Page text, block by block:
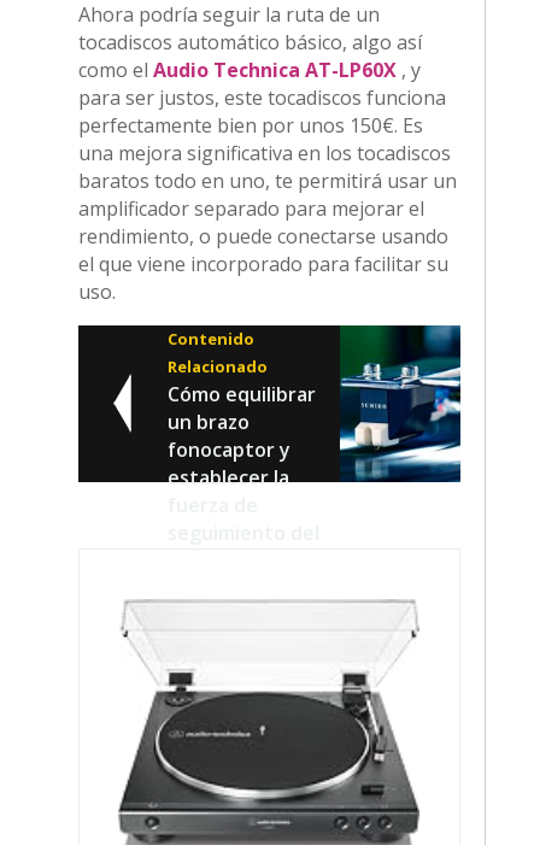
Ahora podría seguir la ruta de un
tocadiscos automático básico, algo así
como el Audio Technica AT-LP60X, y
para ser justos, este tocadiscos funciona
perfectamente bien por unos 150€. Es
una mejora significativa en los tocadiscos
baratos todo en uno, te permitirá usar un
amplificador separado para mejorar el
rendimiento, o puede conectarse usando
el que viene incorporado para facilitar su
uso.
Contenido
Relacionado
Cómo equilibrar
un brazo
fonocaptor y
establecer la